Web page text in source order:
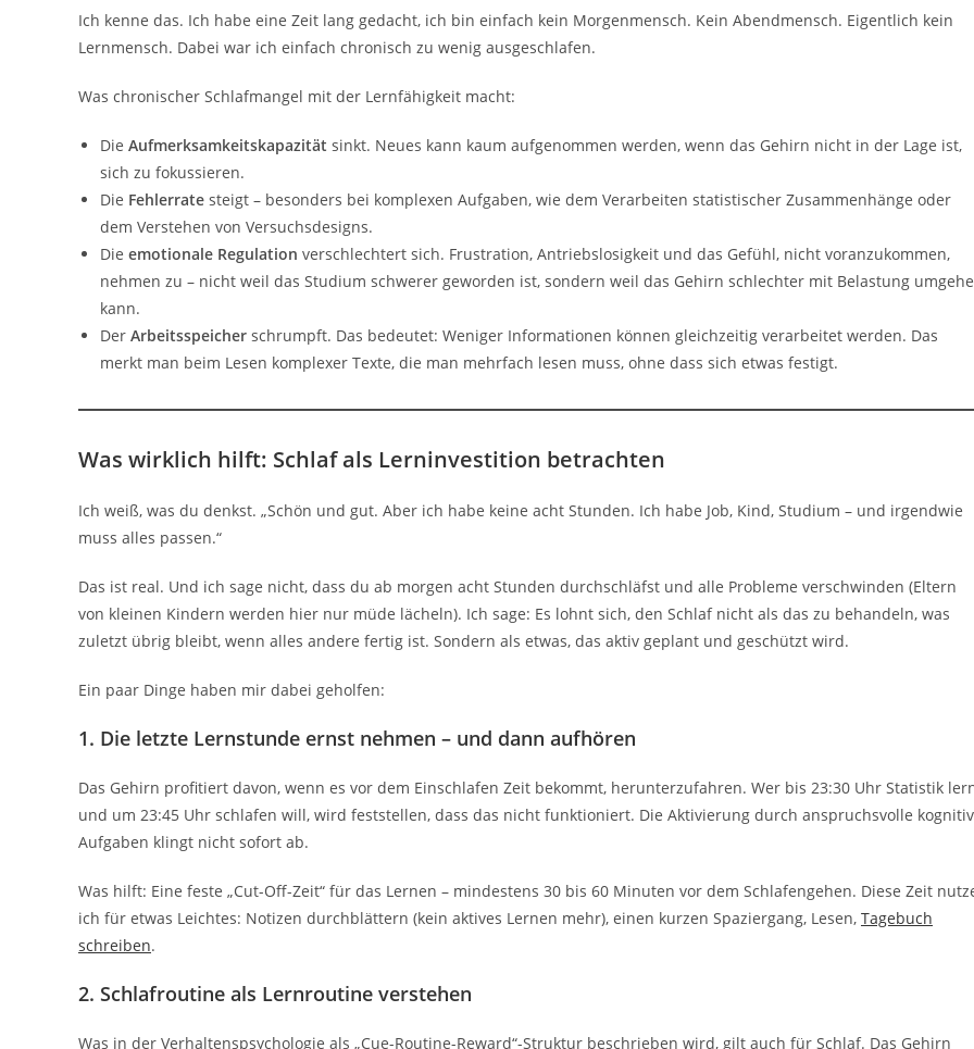
Ich kenne das. Ich habe eine Zeit lang gedacht, ich bin einfach kein Morgenmensch. Kein Abendmensch. Eigentlich kein
Lernmensch. Dabei war ich einfach chronisch zu wenig ausgeschlafen.
Was chronischer Schlafmangel mit der Lernfähigkeit macht:
Die Aufmerksamkeitskapazität sinkt. Neues kann kaum aufgenommen werden, wenn das Gehirn nicht in der Lage ist,
sich zu fokussieren.
Die Fehlerrate steigt – besonders bei komplexen Aufgaben, wie dem Verarbeiten statistischer Zusammenhänge oder
dem Verstehen von Versuchsdesigns.
Die emotionale Regulation verschlechtert sich. Frustration, Antriebslosigkeit und das Gefühl, nicht voranzukommen,
nehmen zu – nicht weil das Studium schwerer geworden ist, sondern weil das Gehirn schlechter mit Belastung
kann.
Der Arbeitsspeicher schrumpft. Das bedeutet: Weniger Informationen können gleichzeitig verarbeitet werden. Das
merkt man beim Lesen komplexer Texte, die man mehrfach lesen muss, ohne dass sich etwas festigt.
Was wirklich hilft: Schlaf als Lerninvestition betrachten
Ich weiß, was du denkst. „Schön und gut. Aber ich habe keine acht Stunden. Ich habe Job, Kind, Studium – und irgendwie
muss alles passen.“
Das ist real. Und ich sage nicht, dass du ab morgen acht Stunden durchschläfst und alle Probleme verschwinden (Eltern
von kleinen Kindern werden hier nur müde lächeln). Ich sage: Es lohnt sich, den Schlaf nicht als das zu behandeln, was
zuletzt übrig bleibt, wenn alles andere fertig ist. Sondern als etwas, das aktiv geplant und geschützt wird.
Ein paar Dinge haben mir dabei geholfen:
1. Die letzte Lernstunde ernst nehmen – und dann aufhören
Das Gehirn profitiert davon, wenn es vor dem Einschlafen Zeit bekommt, herunterzufahren. Wer bis 23:30 Uhr Statistik
und um 23:45 Uhr schlafen will, wird feststellen, dass das nicht funktioniert. Die Aktivierung durch anspruchsvolle
Aufgaben klingt nicht sofort ab.
Was hilft: Eine feste „Cut-Off-Zeit“ für das Lernen – mindestens 30 bis 60 Minuten vor dem Schlafengehen. Diese Zeit
ich für etwas Leichtes: Notizen durchblättern (kein aktives Lernen mehr), einen kurzen Spaziergang, Lesen, Tagebuch
schreiben.
2. Schlafroutine als Lernroutine verstehen
Was in der Verhaltenspsychologie als „Cue-Routine-Reward“-Struktur beschrieben wird, gilt auch für Schlaf. Das Gehirn